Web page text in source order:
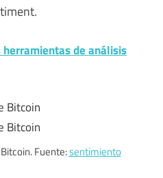
herramientas de análisis
Fuente:sentimiento